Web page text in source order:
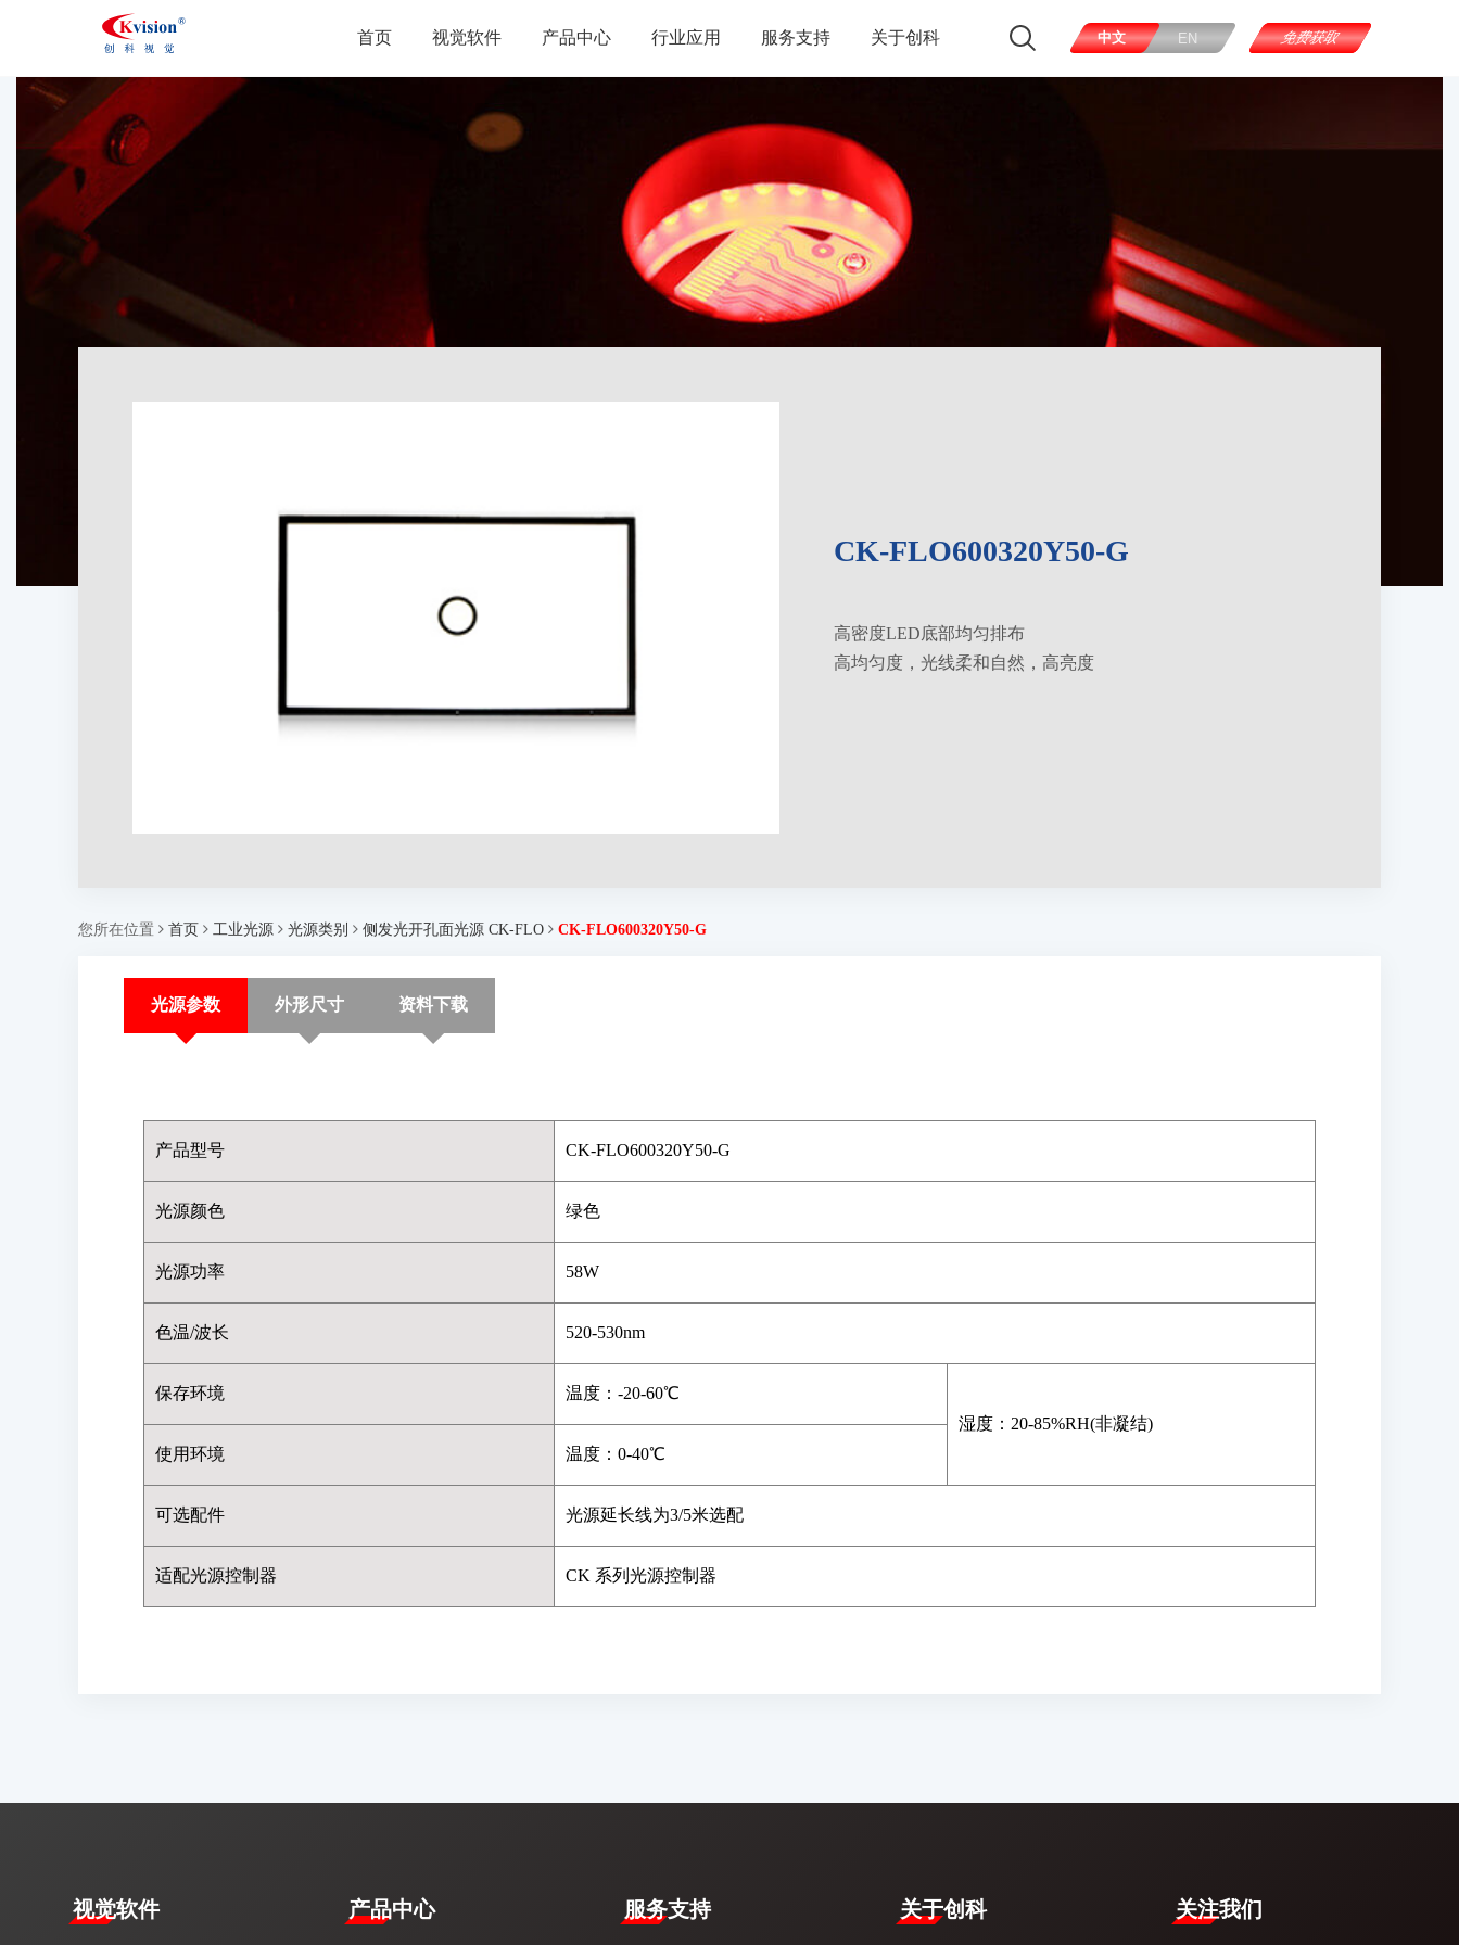
首页 视觉软件 产品中心 行业应用 服务支持 关于创科 中文 EN 免费获取
CK-FLO600320Y50-G
高密度LED底部均匀排布
高均匀度，光线柔和自然，高亮度
您所在位置 首页 工业光源 光源类别 侧发光开孔面光源 CK-FLO CK-FLO600320Y50-G
光源参数 外形尺寸 资料下载
产品型号 CK-FLO600320Y50-G
光源颜色 绿色
光源功率 58W
色温/波长 520-530nm
保存环境
温度：-20-60℃
湿度：20-85%RH(非凝结)
使用环境
温度：0-40℃
可选配件 光源延长线为3/5米选配
适配光源控制器 CK 系列光源控制器
视觉软件 产品中心 服务支持 ​关于创科​ 关注我们